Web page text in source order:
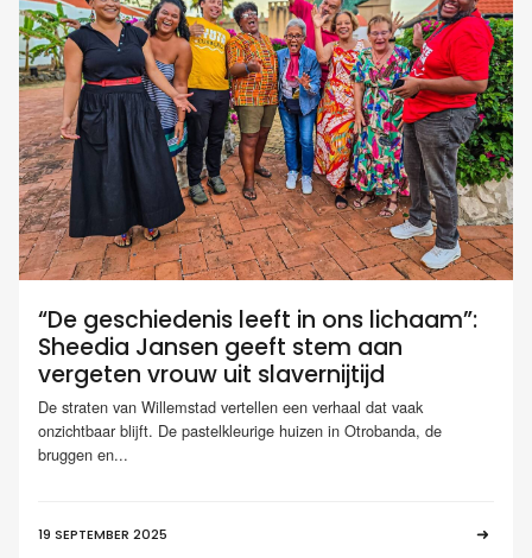
“De geschiedenis leeft in ons lichaam”:
Sheedia Jansen geeft stem aan
vergeten vrouw uit slavernijtijd
De straten van Willemstad vertellen een verhaal dat vaak
onzichtbaar blijft. De pastelkleurige huizen in Otrobanda, de
bruggen en...
19 SEPTEMBER 2025